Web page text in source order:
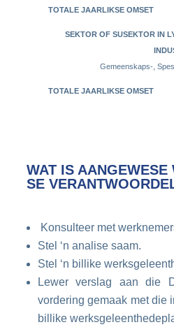
Gemeenskaps-,
WAT IS AANGEWESE
SE
Konsulteer met
Stel ‘n analise saam.
Stel ‘n billike
Lewer verslag aan die
vordering gemaak met die
billike